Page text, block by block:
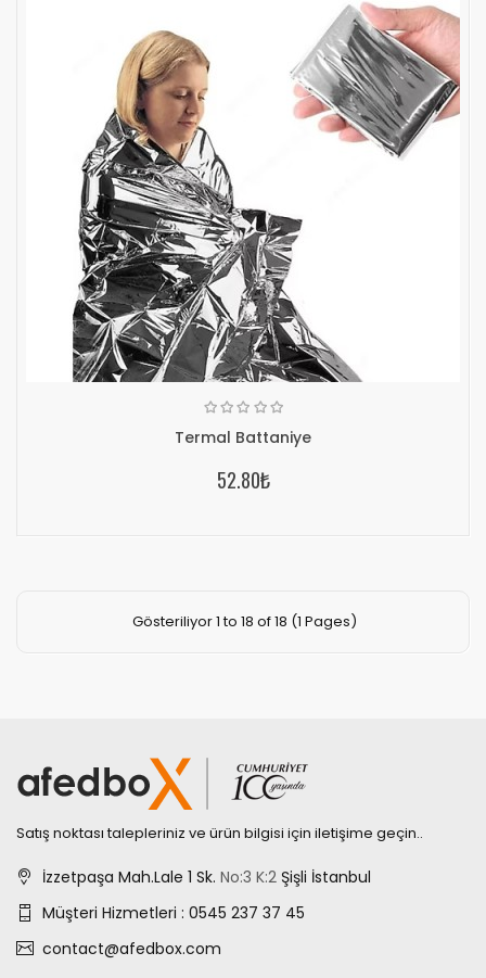
Termal Battaniye
52.80₺
Gösteriliyor 1 to 18 of 18 (1 Pages)
Satış noktası talepleriniz ve ürün bilgisi için iletişime geçin..
İzzetpaşa Mah.Lale 1 Sk. No:3 K:2 Şişli İstanbul
Müşteri Hizmetleri : 0545 237 37 45
contact@afedbox.com